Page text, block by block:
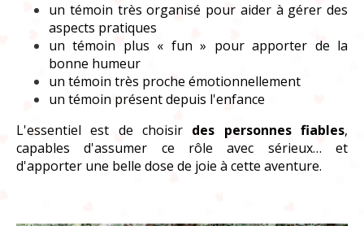
un témoin très organisé pour aider à gérer des
aspects pratiques
un témoin plus « fun » pour apporter de la
bonne humeur
un témoin très proche émotionnellement
un témoin présent depuis l'enfance
L'essentiel est de choisir des personnes fiables,
capables d'assumer ce rôle avec sérieux… et
d'apporter une belle dose de joie à cette aventure.